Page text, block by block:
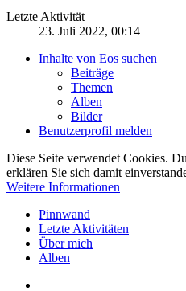
Letzte Aktivität
23. Juli 2022, 00:14
Inhalte von Eos suchen
Beiträge
Themen
Alben
Bilder
Benutzerprofil melden
Diese Seite verwendet Cookies.
erklären Sie sich damit
Weitere Informationen
Pinnwand
Letzte Aktivitäten
Über mich
Alben